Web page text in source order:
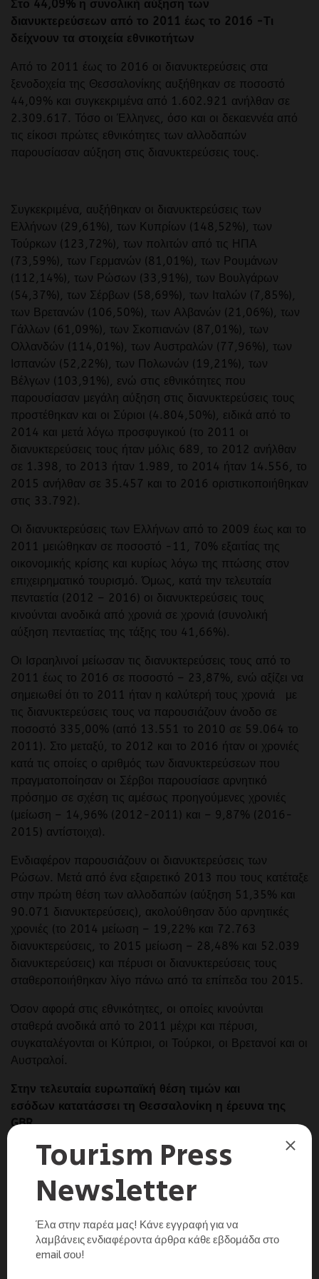
Στο 44,09% η συνολική αύξηση των
διανυκτερεύσεων από το 2011 έως το 2016 -Τι
δείχνουν τα στοιχεία εθνικοτήτων
Από το 2011 έως το 2016 οι διανυκτερεύσεις στα
ξενοδοχεία της Θεσσαλονίκης αυξήθηκαν σε ποσοστό
44,09% και συγκεκριμένα από 1.602.921 ανήλθαν σε
2.309.617. Τόσο οι Έλληνες, όσο και οι δεκαεννέα από
τις είκοσι πρώτες εθνικότητες των αλλοδαπών
παρουσίασαν αύξηση στις διανυκτερεύσεις τους.
Συγκεκριμένα, αυξήθηκαν οι διανυκτερεύσεις των
Ελλήνων (29,61%), των Κυπρίων (148,52%), των
Τούρκων (123,72%), των πολιτών από τις ΗΠΑ
(73,59%), των Γερμανών (81,01%), των Ρουμάνων
(112,14%), των Ρώσων (33,91%), των Βουλγάρων
(54,37%), των Σέρβων (58,69%), των Ιταλών (7,85%),
των Βρετανών (106,50%), των Αλβανών (21,06%), των
Γάλλων (61,09%), των Σκοπιανών (87,01%), των
Ολλανδών (114,01%), των Αυστραλών (77,96%), των
Ισπανών (52,22%), των Πολωνών (19,21%), των
Βέλγων (103,91%), ενώ στις εθνικότητες που
παρουσίασαν μεγάλη αύξηση στις διανυκτερεύσεις τους
προστέθηκαν και οι Σύριοι (4.804,50%), ειδικά από το
2014 και μετά λόγω προσφυγικού (το 2011 οι
διανυκτερεύσεις τους ήταν μόλις 689, το 2012 ανήλθαν
σε 1.398, το 2013 ήταν 1.989, το 2014 ήταν 14.556, το
2015 ανήλθαν σε 35.457 και το 2016 οριστικοποιήθηκαν
στις 33.792).
Οι διανυκτερεύσεις των Ελλήνων από το 2009 έως και το
2011 μειώθηκαν σε ποσοστό -11, 70% εξαιτίας της
οικονομικής κρίσης και κυρίως λόγω της πτώσης στον
επιχειρηματικό τουρισμό. Όμως, κατά την τελευταία
πενταετία (2012 – 2016) οι διανυκτερεύσεις τους
κινούνται ανοδικά από χρονιά σε χρονιά (συνολική
αύξηση πενταετίας της τάξης του 41,66%).
Οι Ισραηλινοί μείωσαν τις διανυκτερεύσεις τους από το
2011 έως το 2016 σε ποσοστό – 23,87%, ενώ αξίζει να
σημειωθεί ότι το 2011 ήταν η καλύτερή τους χρονιά με
τις διανυκτερεύσεις τους να παρουσιάζουν άνοδο σε
ποσοστό 335,00% (από 13.551 το 2010 σε 59.064 το
2011). Στο μεταξύ, το 2012 και το 2016 ήταν οι χρονιές
κατά τις οποίες ο αριθμός των διανυκτερεύσεων που
πραγματοποίησαν οι Σέρβοι παρουσίασε αρνητικό
πρόσημο σε σχέση τις αμέσως προηγούμενες χρονιές
(μείωση – 14,96% (2012-2011) και – 9,87% (2016-
2015) αντίστοιχα).
Ενδιαφέρον παρουσιάζουν οι διανυκτερεύσεις των
Ρώσων. Μετά από ένα εξαιρετικό 2013 που τους κατέταξε
στην πρώτη θέση των αλλοδαπών (αύξηση 51,35% και
90.071 διανυκτερεύσεις), ακολούθησαν δύο αρνητικές
χρονιές (το 2014 μείωση – 19,22% και 72.763
διανυκτερεύσεις, το 2015 μείωση – 28,48% και 52.039
διανυκτερεύσεις) και πέρυσι οι διανυκτερεύσεις τους
σταθεροποιήθηκαν λίγο πάνω από τα επίπεδα του 2015.
Όσον αφορά στις εθνικότητες, οι οποίες κινούνται
σταθερά ανοδικά από το 2011 μέχρι και πέρυσι,
συγκαταλέγονται οι Κύπριοι, οι Τούρκοι, οι Βρετανοί και οι
Αυστραλοί.
Στην τελευταία ευρωπαϊκή θέση τιμών και
εσόδων κατατάσσει τη Θεσσαλονίκη η έρευνα της
GBR
Την ίδια στιγμή και σύμφωνα με τα στοιχεία της έρευνας
(benchmarking) για το 2016 που διενήργησε η εταιρεία
τουριστικών μελετών και ερευνών GBR Consulting, παρά
την αύξηση της τάξης του 5,4% σε σχέση με το 2015 στο
RevPar (έσοδα ανά διαθέσιμο δωμάτιο), αυτό συνεχίζει να
διατηρείται σε ιδιαίτερα χαμηλά επίπεδα (47,35 ευρώ), τα
χαμηλότερα σε σχέση με άλλες δέκα αντιστοίχου μεγέθους